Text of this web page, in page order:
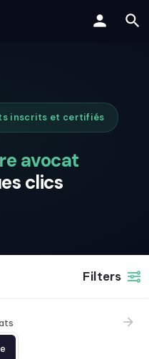
inscrits et certifiés
avocat
clics
Filters